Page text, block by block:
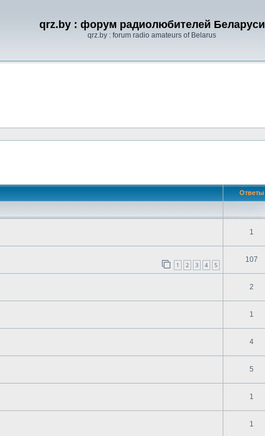
qrz.by : форум радиолюбителей Беларуси
qrz.by : forum radio amateurs of Belarus
Ответы
1
1 2 3 4 5
107
2
1
4
5
1
1